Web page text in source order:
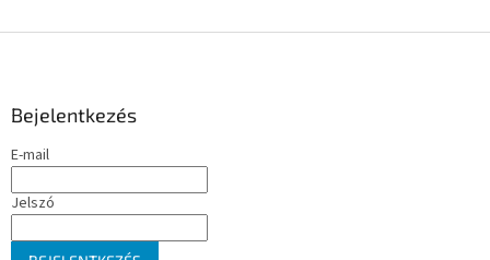
Bejelentkezés
E-mail
Jelszó